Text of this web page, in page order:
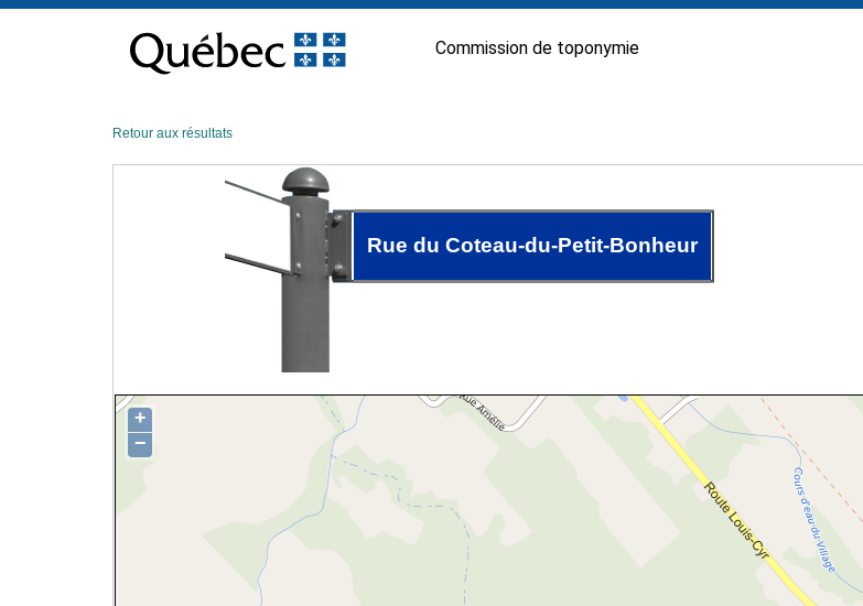
contenu
Commission de toponymie
Retour aux résultats
Rue du Coteau-du-Petit-Bonheur
+
−